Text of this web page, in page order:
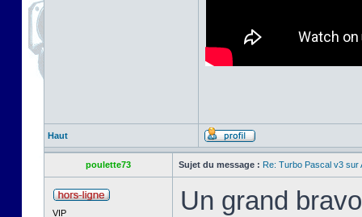
Haut
poulette73 Sujet du message : Re: Turbo Pascal v3 sur
VIP
Un grand